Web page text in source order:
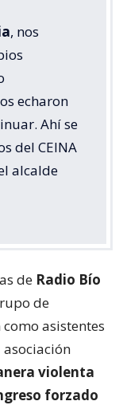
, nos
echaron
Ahí se
del CEINA
alcalde
de Radio Bío
de
asistentes
violenta
forzado